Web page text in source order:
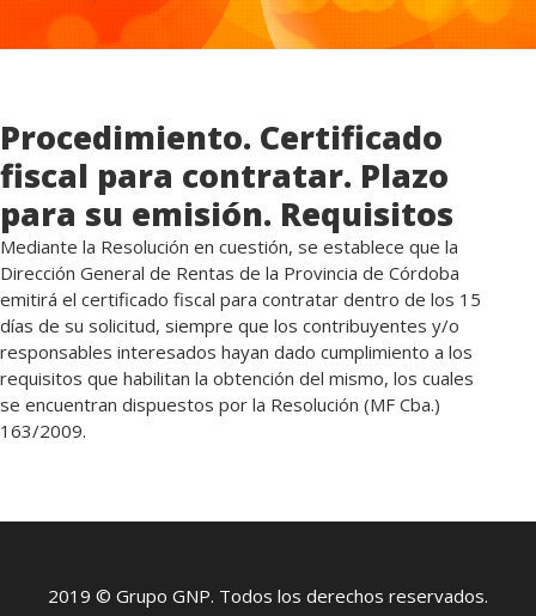
Procedimiento. Certificado
fiscal para contratar. Plazo
para su emisión. Requisitos
Mediante la Resolución en cuestión, se establece que la
Dirección General de Rentas de la Provincia de Córdoba
emitirá el certificado fiscal para contratar dentro de los 15
días de su solicitud, siempre que los contribuyentes y/o
responsables interesados hayan dado cumplimiento a los
requisitos que habilitan la obtención del mismo, los cuales
se encuentran dispuestos por la Resolución (MF Cba.)
163/2009.
2019 © Grupo GNP. Todos los derechos reservados.